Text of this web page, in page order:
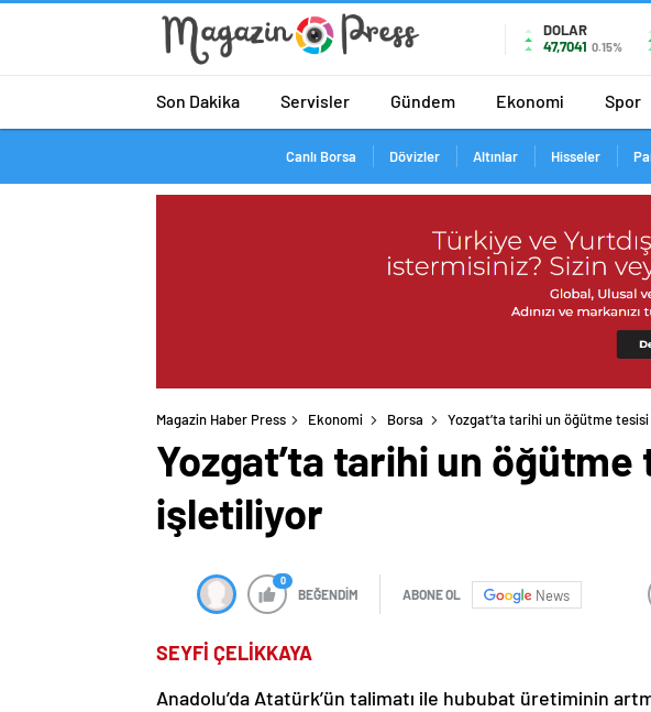
DOLAR
47,7041 0.15%
Son Dakika Servisler Gündem Ekonomi Spor
Canlı Borsa Dövizler Altınlar Hisseler
Magazin Haber Press Ekonomi Borsa Yozgat’ta tarihi un öğütme
Yozgat’ta tarihi un
işletiliyor
0
BEĞENDİM ABONE OL News
SEYFİ ÇELİKKAYA
Anadolu’da Atatürk’ün talimatı ile hububat üretiminin